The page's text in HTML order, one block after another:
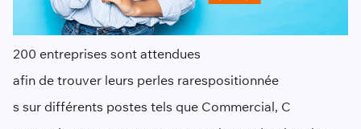
200 entreprises sont attendues
afin de trouver leurs perles rarespositionnée
s sur différents postes tels que Commercial, C